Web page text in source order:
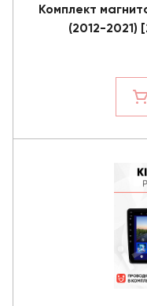
Комплект
(2012-2021)